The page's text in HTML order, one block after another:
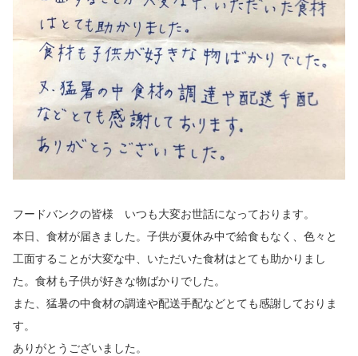
フードバンクの皆様 いつも大変お世話になっております。
本日、食材が届きました。子供が夏休み中で給食もなく、色々と
工面することが大変な中、いただいた食材はとても助かりまし
た。食材も子供が好きな物ばかりでした。
また、猛暑の中食材の調達や配送手配などとても感謝しておりま
す。
ありがとうございました。